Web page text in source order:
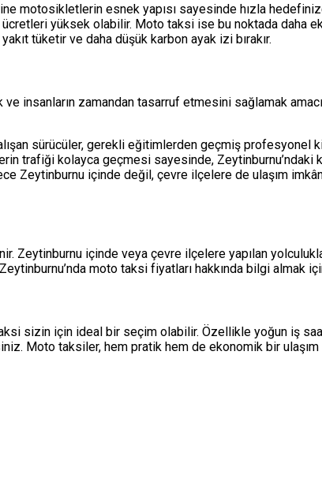
motosikletlerin esnek yapısı sayesinde hızla
yüksek olabilir. Moto taksi ise bu noktada daha
tüketir ve daha düşük karbon ayak izi bırakır.
insanların zamandan tasarruf etmesini sağlamak
sürücüler, gerekli eğitimlerden geçmiş profesyonel
trafiği kolayca geçmesi sayesinde, Zeytinburnu’ndaki
Zeytinburnu içinde değil, çevre ilçelere de ulaşım
içinde veya çevre ilçelere yapılan
moto taksi fiyatları hakkında bilgi almak
taksi sizin için ideal bir seçim olabilir. Özellikle yoğun iş
Moto taksiler, hem pratik hem de ekonomik bir ulaşım